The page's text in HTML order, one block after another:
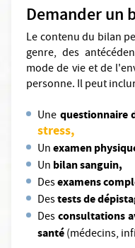
Demander un
Le contenu du bilan
genre, des
mode de vie et de
personne. Il peut
Une questionnaire
stress,
Unexamen
Un bilan sanguin,
Desexamens
Destests de
Desconsultations
santé(médecins,